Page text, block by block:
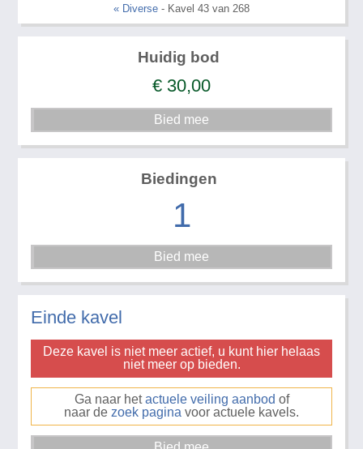
« Diverse - Kavel 43 van 268
Huidig bod
€ 30,00
Biedingen
1
Einde kavel
Deze kavel is niet meer actief, u kunt hier helaas
niet meer op bieden.
Ga naar hetactuele veiling aanbod of
naar de zoek pagina voor actuele kavels.